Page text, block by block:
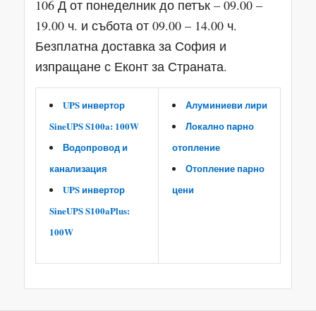
106 Д от понеделник до петък – 09.00 –
19.00 ч. и събота от 09.00 – 14.00 ч.
Безплатна доставка за София и
изпращане с Еконт за Страната.
UPS инвертор
SineUPS S100a: 100W
Водопровод и
канализация
UPS инвертор
SineUPS S100aPlus:
100W
Алуминиеви лири
Локално парно
отопление
Отопление парно
цени